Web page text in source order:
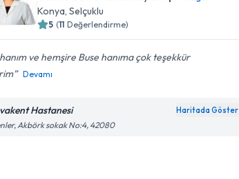
Konya , Selçuklu
5 (11 Değerlendirme)
ve hemşire Buse hanıma çok teşekkür
Devamı
Hastanesi Haritada Göster
Akbörk sokak No:4, 42080